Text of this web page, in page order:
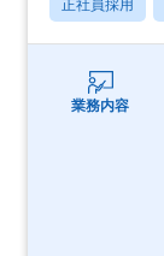
正社員採用
業務内容